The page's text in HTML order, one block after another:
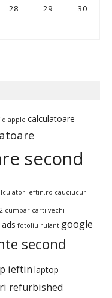
28 29
30
apple calculatoare
second
ieftin.ro cauciucuri
cumpar carti vechi
fotoliu rulant google
second
ieftin laptop
refurbished